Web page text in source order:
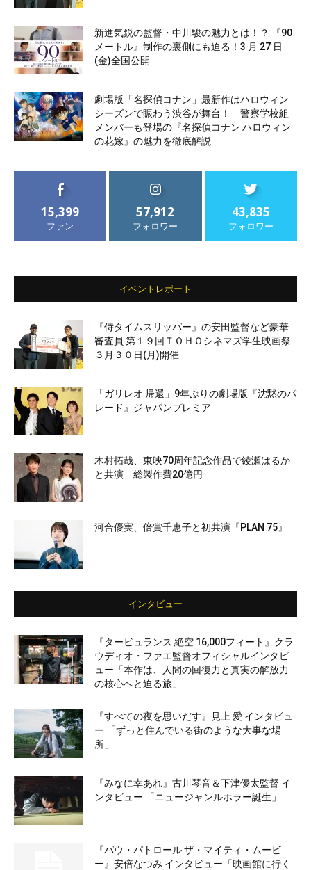
新進気鋭の監督・中川駿の魅力とは！？ 『90
メートル』制作の裏側にも迫る！3 月 27 日
(金)全国公開
劇場版「名探偵コナン」最新作はハロウィン
シーズンで賑わう渋谷が舞台！ 警察学校組
メンバーも登場の『名探偵コナン ハロウィン
の花嫁』の魅力を徹底解説
15,399
ファン
57,912
フォロワー
43,835
フォロワー
イベントレポート
『侍タイムスリッパー』の安田監督など豪華
審査員 第１９回ＴＯＨＯシネマズ学生映画祭
３月３０日(月)開催
「ガリレオ 帰還」9年ぶりの劇場版『沈黙のパ
レード』ジャパンプレミア
木村拓哉、東映70周年記念作品で綾瀬はるか
と共演 総製作費20億円
河合優実、倍賞千恵子と初共演『PLAN 75』
インタビュー
『タービュランス 絶空 16,000フィート』クラ
ウディオ・ファエ監督オフィシャルインタビ
ュー「本作は、人間の回復力と真実の解放力
の核心へと迫る旅」
『すべての夜を思いだす』見上 愛 インタビュ
ー 「ずっと住んでいる街のような大事な場
所」
『みなに幸あれ』古川琴音＆下津優太監督 イ
ンタビュー 「ニュージャンルホラー誕生」
『パウ・パトロール ザ・マイティ・ムービ
ー』安倍なつみ インタビュー「映画館に行く